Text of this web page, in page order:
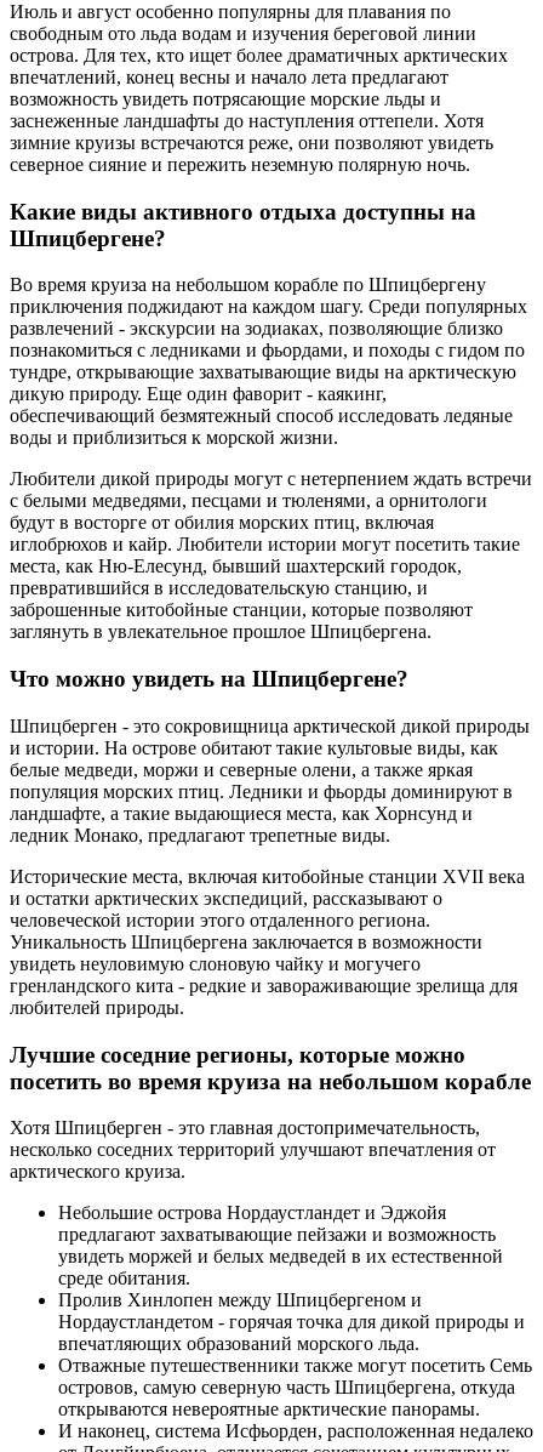
Июль и август особенно популярны для плавания по
свободным ото льда водам и изучения береговой линии
острова. Для тех, кто ищет более драматичных арктических
впечатлений, конец весны и начало лета предлагают
возможность увидеть потрясающие морские льды и
заснеженные ландшафты до наступления оттепели. Хотя
зимние круизы встречаются реже, они позволяют увидеть
северное сияние и пережить неземную полярную ночь.
Какие виды активного отдыха доступны на
Шпицбергене?
Во время круиза на небольшом корабле по Шпицбергену
приключения поджидают на каждом шагу. Среди популярных
развлечений - экскурсии на зодиаках, позволяющие близко
познакомиться с ледниками и фьордами, и походы с гидом по
тундре, открывающие захватывающие виды на арктическую
дикую природу. Еще один фаворит - каякинг,
обеспечивающий безмятежный способ исследовать ледяные
воды и приблизиться к морской жизни.
Любители дикой природы могут с нетерпением ждать встречи
с белыми медведями, песцами и тюленями, а орнитологи
будут в восторге от обилия морских птиц, включая
иглобрюхов и кайр. Любители истории могут посетить такие
места, как Ню-Елесунд, бывший шахтерский городок,
превратившийся в исследовательскую станцию, и
заброшенные китобойные станции, которые позволяют
заглянуть в увлекательное прошлое Шпицбергена.
Что можно увидеть на Шпицбергене?
Шпицберген - это сокровищница арктической дикой природы
и истории. На острове обитают такие культовые виды, как
белые медведи, моржи и северные олени, а также яркая
популяция морских птиц. Ледники и фьорды доминируют в
ландшафте, а такие выдающиеся места, как Хорнсунд и
ледник Монако, предлагают трепетные виды.
Исторические места, включая китобойные станции XVII века
и остатки арктических экспедиций, рассказывают о
человеческой истории этого отдаленного региона.
Уникальность Шпицбергена заключается в возможности
увидеть неуловимую слоновую чайку и могучего
гренландского кита - редкие и завораживающие зрелища для
любителей природы.
Лучшие соседние регионы, которые можно
посетить во время круиза на небольшом корабле
Хотя Шпицберген - это главная достопримечательность,
несколько соседних территорий улучшают впечатления от
арктического круиза.
Небольшие острова Нордаустландет и Эджойя
предлагают захватывающие пейзажи и возможность
увидеть моржей и белых медведей в их естественной
среде обитания.
Пролив Хинлопен между Шпицбергеном и
Нордаустландетом - горячая точка для дикой природы и
впечатляющих образований морского льда.
Отважные путешественники также могут посетить Семь
островов, самую северную часть Шпицбергена, откуда
открываются невероятные арктические панорамы.
И наконец, система Исфьорден, расположенная недалеко